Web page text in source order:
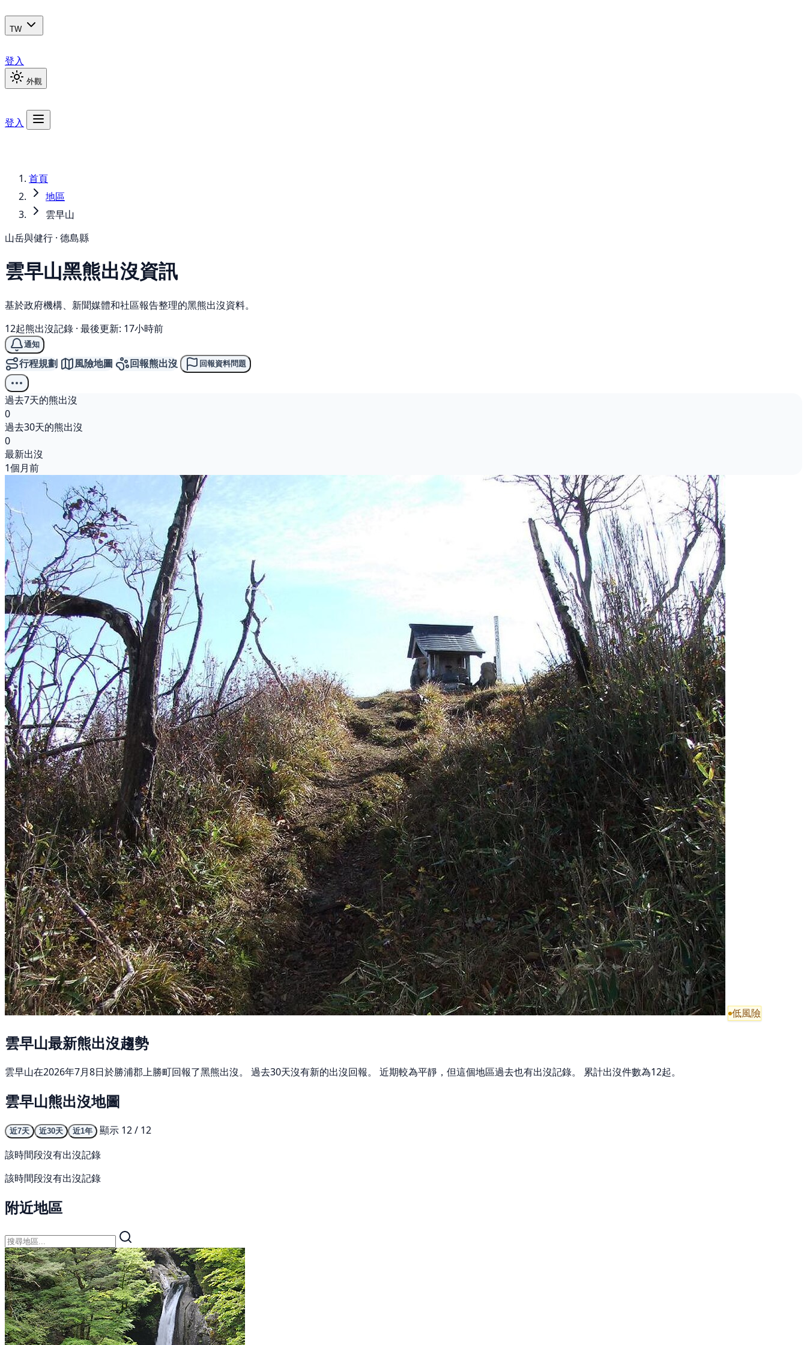
TW
登入
外觀
登入
首頁
地區
雲早山
山岳與健行 · 德島縣
雲早山黑熊出沒資訊
基於政府機構、新聞媒體和社區報告整理的黑熊出沒資料。
12起熊出沒記錄 · 最後更新: 17小時前
通知
行程規劃 風險地圖 回報熊出沒 回報資料問題
過去7天的熊出沒
0
過去30天的熊出沒
0
最新出沒
1個月前
低風險
雲早山最新熊出沒趨勢
雲早山在2026年7月8日於勝浦郡上勝町回報了黑熊出沒。 過去30天沒有新的出沒回報。 近期較為平靜，但這個地區過去也有出沒記錄。 累計出沒件數為12起。
雲早山熊出沒地圖
近7天 近30天 近1年
顯示 12 / 12
該時間段沒有出沒記錄
該時間段沒有出沒記錄
附近地區